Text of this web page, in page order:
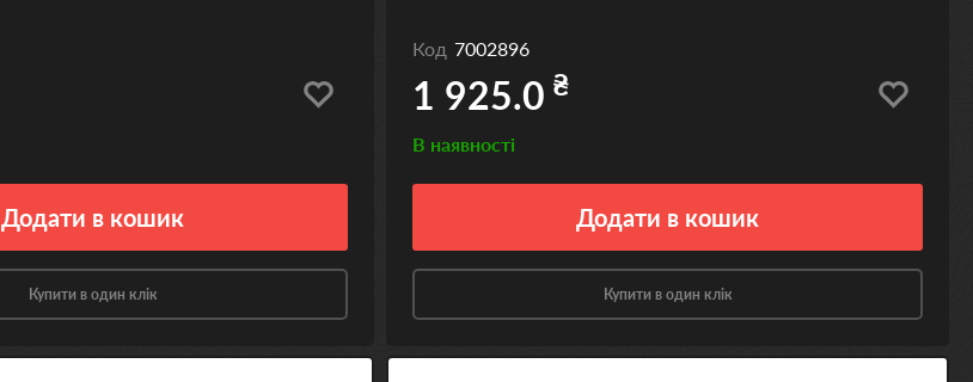
Додати в кошик
Купити в один клік
Код 7002896
1 925.0 ₴
В наявності
Додати в кошик
Купити в один клік